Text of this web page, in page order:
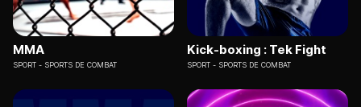
MMA
SPORT SPORTS DE COMBAT
Kick-boxing : Tek Fight
SPORT SPORTS DE COMBAT